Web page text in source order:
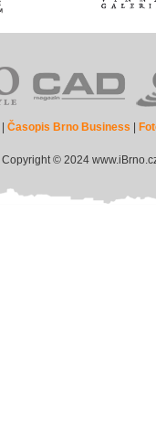
|Časopis Brno Business
Copyright © 2024